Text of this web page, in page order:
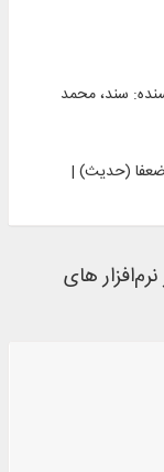
سند، محمد
(حدیث) |
های